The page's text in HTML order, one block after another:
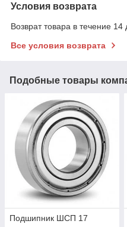
Условия возврата
Возврат товара в течение
Все условия возврата
Подобные товары
Подшипник ШСП 17